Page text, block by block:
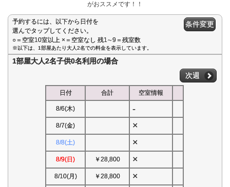
がおススメです！！
予約するには、以下から日付を
選んでタップしてください。
○＝空室10室以上 ×＝空室なし 残1∼9＝残室数
条件変更
※以下は、1部屋あたり大人2名での料金を表示しています。
1部屋大人2名子供0名利用の場合
次週
日付 合計 空室情報
8/6(木) -
8/7(金) ×
8/8(土) ×
8/9(日) ￥28,800 ×
8/10(月) ￥28,800 ×